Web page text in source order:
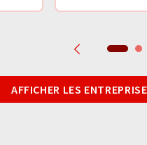
AFFICHER LES